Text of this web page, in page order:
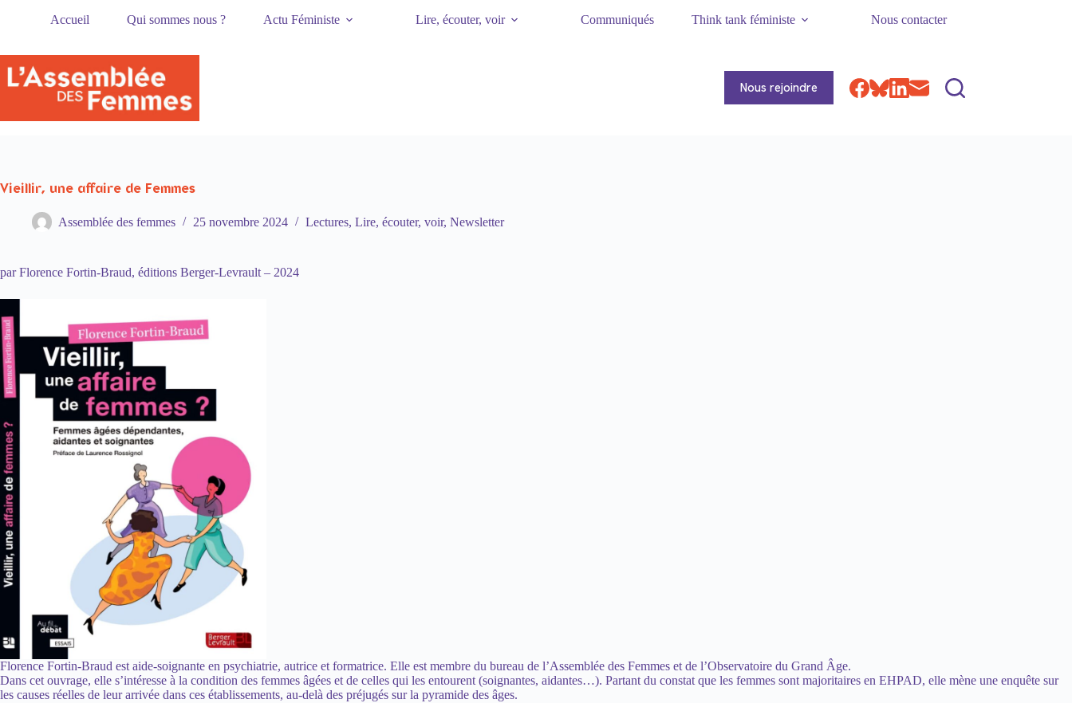
Accueil Qui sommes nous ? Actu Féministe Lire, écouter, voir Communiqués Think tank féministe Nous contacter
Nous rejoindre
Vieillir, une affaire de Femmes
Assemblée des femmes 25 novembre 2024 Lectures, Lire, écouter, voir, Newsletter
par Florence Fortin-Braud, éditions Berger-Levrault – 2024
Florence Fortin-Braud est aide-soignante en psychiatrie, autrice et formatrice. Elle est membre du bureau de l’Assemblée des Femmes et de l’Observatoire du Grand Âge.
Dans cet ouvrage, elle s’intéresse à la condition des femmes âgées et de celles qui les entourent (soignantes, aidantes…). Partant du constat que les femmes sont majoritaires en EHPAD, elle mène une enquête sur
les causes réelles de leur arrivée dans ces établissements, au-delà des préjugés sur la pyramide des âges.